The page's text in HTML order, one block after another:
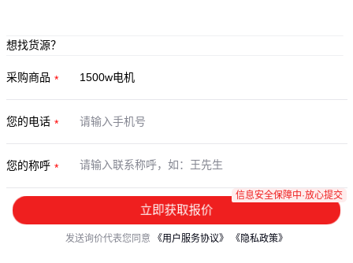
想找货源？
采购商品
您的电话
您的称呼
立即获取报价
信息安全保障中·放心提交
发送询价代表您同意 《用户服务协议》 《隐私政策》